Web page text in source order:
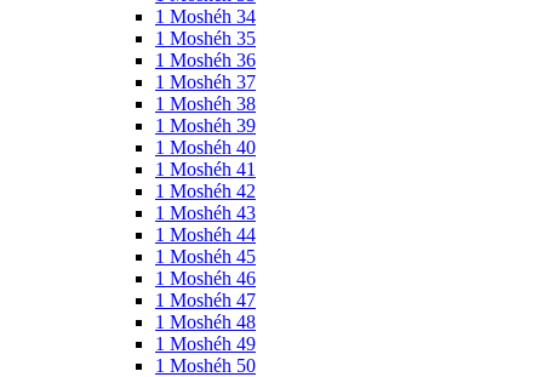
1 Moshéh 34
1 Moshéh 35
1 Moshéh 36
1 Moshéh 37
1 Moshéh 38
1 Moshéh 39
1 Moshéh 40
1 Moshéh 41
1 Moshéh 42
1 Moshéh 43
1 Moshéh 44
1 Moshéh 45
1 Moshéh 46
1 Moshéh 47
1 Moshéh 48
1 Moshéh 49
1 Moshéh 50